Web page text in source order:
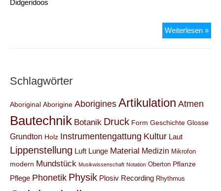
Didgeridoos
Weiterlesen »Bell
Schlagwörter
Aboriginal Aborigine AboriginesArtikulation Atmen
Bautechnik Botanik Druck Form Geschichte Glosse
Grundton Holz Instrumentengattung Kultur Laut
Lippenstellung Luft Lunge Material Medizin Mikrofon
modern Mundstück Musikwissenschaft Notation Oberton Pflanze
Pflege Phonetik Physik Plosiv Recording Rhythmus